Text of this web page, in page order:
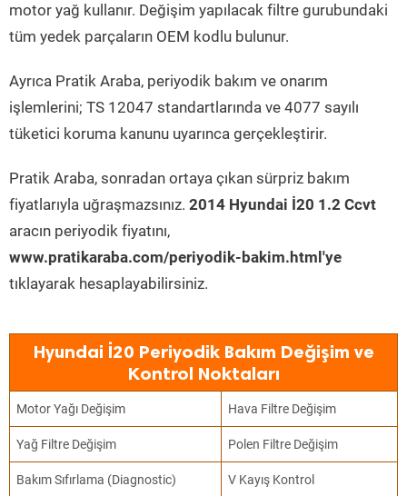
motor yağ kullanır. Değişim yapılacak filtre gurubundaki
tüm yedek parçaların OEM kodlu bulunur.
Ayrıca Pratik Araba, periyodik bakım ve onarım
işlemlerini; TS 12047 standartlarında ve 4077 sayılı
tüketici koruma kanunu uyarınca gerçekleştirir.
Pratik Araba, sonradan ortaya çıkan sürpriz bakım
fiyatlarıyla uğraşmazsınız. 2014 Hyundai İ20 1.2 Ccvt
aracın periyodik fiyatını,
www.pratikaraba.com/periyodik-bakim.html'ye
tıklayarak hesaplayabilirsiniz.
Hyundai İ20 Periyodik Bakım Değişim ve
Kontrol Noktaları
Motor Yağı Değişim Hava Filtre Değişim
Yağ Filtre Değişim Polen Filtre Değişim
Bakım Sıfırlama (Diagnostic) V Kayış Kontrol